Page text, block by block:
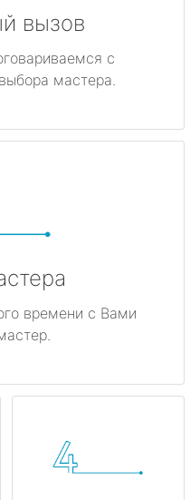
вызов
с
мастера.
времени с Вами